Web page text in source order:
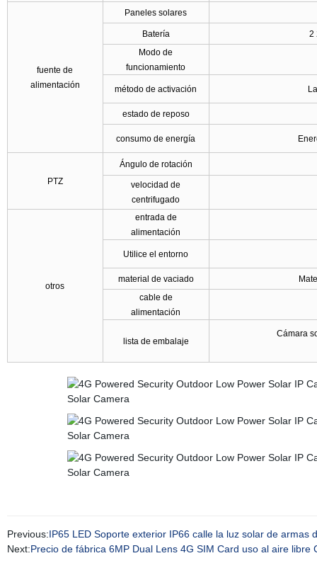
fuente de
alimentación
Paneles solares
Batería
2
Modo de
funcionamiento
método de activación
estado de reposo
consumo de energía
PTZ
Ángulo de rotación
velocidad de
centrifugado
otros
entrada de
alimentación
Utilice el entorno
material de vaciado
cable de
alimentación
lista de embalaje
Cámara
Previous:IP65 LED Soporte exterior IP66 calle la luz solar de armas
Next:Precio de fábrica 6MP Dual Lens 4G SIM Card uso al aire